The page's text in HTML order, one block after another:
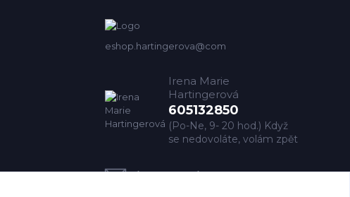
eshop.hartingerova@com
Irena Marie
Hartingerová
605132850
(Po-Ne, 9- 20 hod.) Když
se nedovoláte, volám zpět
imh@hartingerova.com